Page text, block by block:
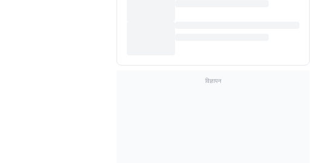
विज्ञापन